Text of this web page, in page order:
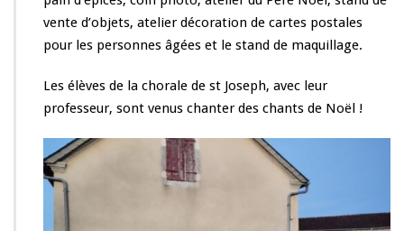
vente d’objets, atelier décoration de cartes postales
pour les personnes âgées et le stand de maquillage.
Les élèves de la chorale de st Joseph, avec leur
professeur, sont venus chanter des chants de Noël !